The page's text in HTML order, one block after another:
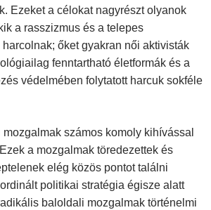
Ezeket a célokat nagyrészt olyanok
a rasszizmus és a telepes
őket gyakran női aktivisták
fenntartható életformák és a
védelmében folytatott harcuk sokféle
számos komoly kihívással
Ezek a mozgalmak töredezettek és
elég közös pontot találni
politikai stratégia égisze alatt
baloldali mozgalmak történelmi